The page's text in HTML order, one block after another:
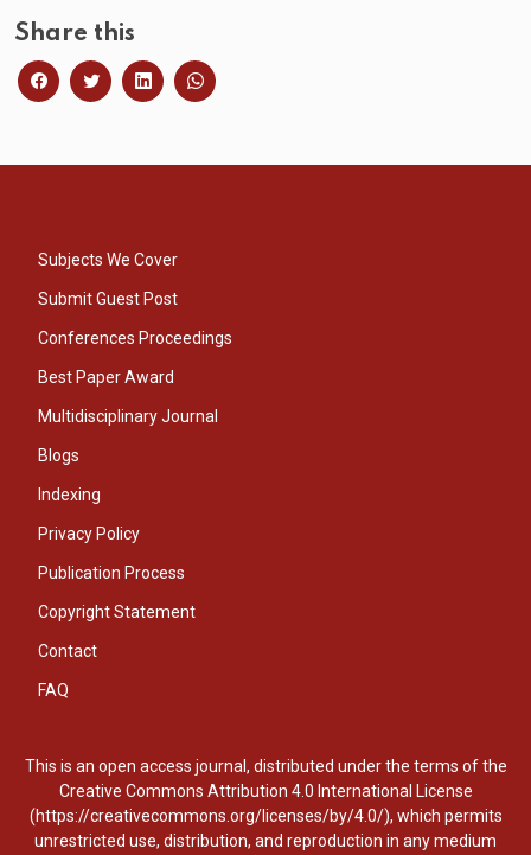
Share this
Subjects We Cover
Submit Guest Post
Conferences Proceedings
Best Paper Award
Multidisciplinary Journal
Blogs
Indexing
Privacy Policy
Publication Process
Copyright Statement
Contact
FAQ
This is an open access journal, distributed under the terms of the
Creative Commons Attribution 4.0 International License
(https://creativecommons.org/licenses/by/4.0/), which permits
unrestricted use, distribution, and reproduction in any medium